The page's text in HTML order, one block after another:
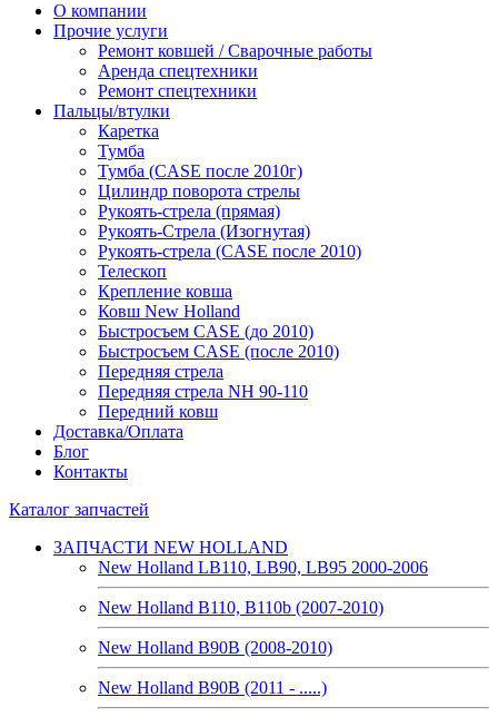
О компании
Прочие услуги
Ремонт ковшей / Сварочные работы
Аренда спецтехники
Ремонт спецтехники
Пальцы/втулки
Каретка
Тумба
Тумба (CASE после 2010г)
Цилиндр поворота стрелы
Рукоять-стрела (прямая)
Рукоять-Стрела (Изогнутая)
Рукоять-стрела (CASE после 2010)
Телескоп
Крепление ковша
Ковш New Holland
Быстросъем CASE (до 2010)
Быстросъем CASE (после 2010)
Передняя стрела
Передняя стрела NH 90-110
Передний ковш
Доставка/Оплата
Блог
Контакты
Каталог запчастей
ЗАПЧАСТИ NEW HOLLAND
New Holland LB110, LB90, LB95 2000-2006
New Holland B110, B110b (2007-2010)
New Holland B90B (2008-2010)
New Holland B90B (2011 - .....)